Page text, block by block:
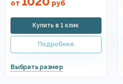
от руб